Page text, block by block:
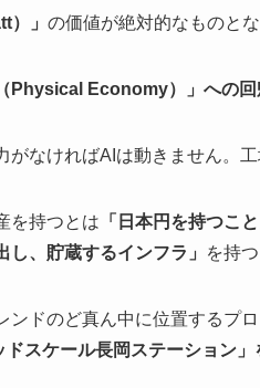
）」 の価値が絶対的なものと
Physical Economy）」への回
がなければAIは動きません。
を持つとは 「日本円を持つこと
し、貯蔵するインフラ」
を持
ンドのど真ん中に位置するプロ
スケール長岡ステーション」